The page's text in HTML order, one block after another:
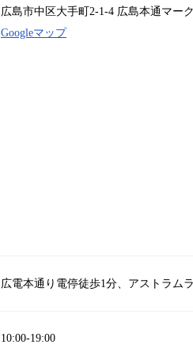
広島市中区大手町2-1-4 広島本通マー
Googleマップ
広電本通り電停徒歩1分、アストラム
10:00‐19:00